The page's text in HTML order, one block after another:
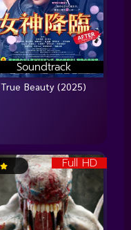
Soundtrack
True Beauty (2025)
Full HD